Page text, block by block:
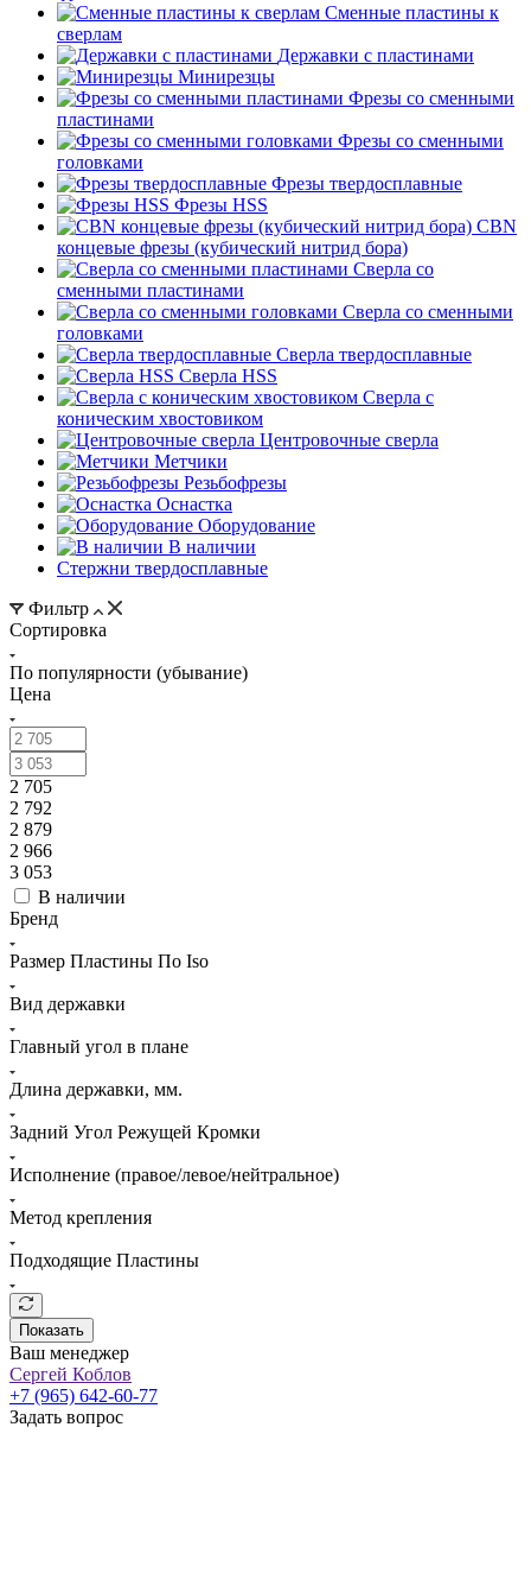
Сменные пластины к
сверлам
Державки с пластинами
Минирезцы
Фрезы со сменными
пластинами
Фрезы со сменными
головками
Фрезы твердосплавные
Фрезы HSS
CBN
концевые фрезы (кубический нитрид бора)
Сверла со
сменными пластинами
Сверла со сменными
головками
Сверла твердосплавные
Сверла HSS
Сверла с
коническим хвостовиком
Центровочные сверла
Метчики
Резьбофрезы
Оснастка
Оборудование
В наличии
Стержни твердосплавные
Фильтр
Сортировка
По популярности (убывание)
Цена
2 705
2 792
2 879
2 966
3 053
В наличии
Бренд
Размер Пластины По Iso
Вид державки
Главный угол в плане
Длина державки, мм.
Задний Угол Режущей Кромки
Исполнение (правое/левое/нейтральное)
Метод крепления
Подходящие Пластины
Показать
Ваш менеджер
Сергей Коблов
+7 (965) 642-60-77
Задать вопрос